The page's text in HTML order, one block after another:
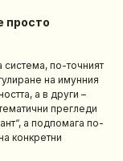
просто
система, по-точният
на имунния
а в други –
прегледи
а подпомага по-
конкретни